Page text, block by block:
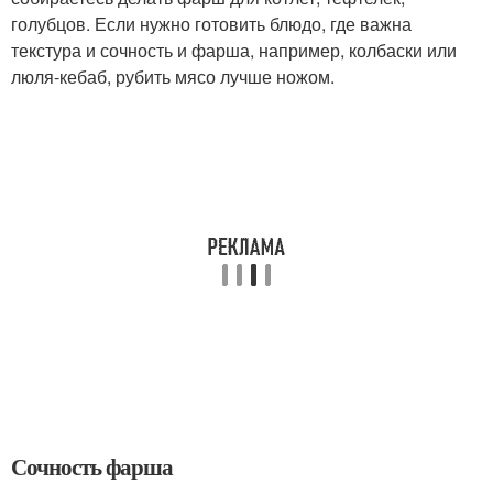
голубцов. Если нужно готовить блюдо, где важна
текстура и сочность и фарша, например, колбаски или
люля-кебаб, рубить мясо лучше ножом.
Сочность фарша